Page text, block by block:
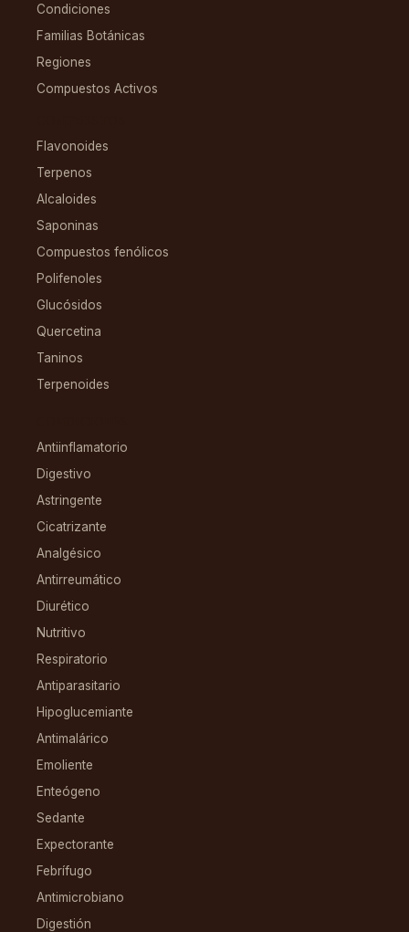
Condiciones
Familias Botánicas
Regiones
Compuestos Activos
Flavonoides
Terpenos
Alcaloides
Saponinas
Compuestos fenólicos
Polifenoles
Glucósidos
Quercetina
Taninos
Terpenoides
Antiinflamatorio
Digestivo
Astringente
Cicatrizante
Analgésico
Antirreumático
Diurético
Nutritivo
Respiratorio
Antiparasitario
Hipoglucemiante
Antimalárico
Emoliente
Enteógeno
Sedante
Expectorante
Febrífugo
Antimicrobiano
Digestión